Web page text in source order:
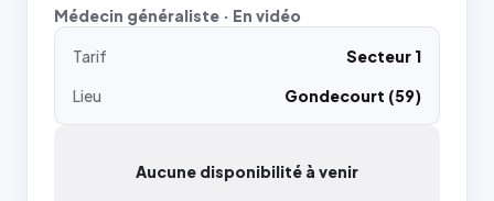
Médecin généraliste · En vidéo
Tarif
Secteur 1
Lieu
Gondecourt (59)
Aucune disponibilité à venir